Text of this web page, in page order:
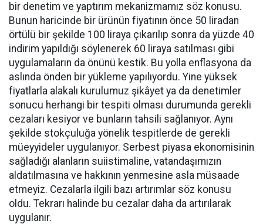
bir denetim ve yaptırım mekanizmamız söz konusu.
Bunun haricinde bir ürünün fiyatının önce 50 liradan
örtülü bir şekilde 100 liraya çıkarılıp sonra da yüzde 40
indirim yapıldığı söylenerek 60 liraya satılması gibi
uygulamaların da önünü kestik. Bu yolla enflasyona da
aslında önden bir yükleme yapılıyordu. Yine yüksek
fiyatlarla alakalı kurulumuz şikâyet ya da denetimler
sonucu herhangi bir tespiti olması durumunda gerekli
cezaları kesiyor ve bunların tahsili sağlanıyor. Aynı
şekilde stokçuluğa yönelik tespitlerde de gerekli
müeyyideler uygulanıyor. Serbest piyasa ekonomisinin
sağladığı alanların suiistimaline, vatandaşımızın
aldatılmasına ve hakkının yenmesine asla müsaade
etmeyiz. Cezalarla ilgili bazı artırımlar söz konusu
oldu. Tekrarı halinde bu cezalar daha da artırılarak
uygulanır.